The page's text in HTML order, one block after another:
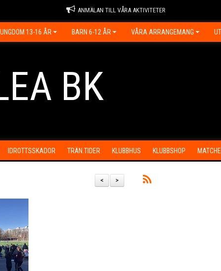
ANMÄLAN TILL VÅRA AKTIVITETER
UNGDOM 13-16 ÅR BARN 6-12 ÅR VÅRA ARRANGEMANG
BK
IDROTTSSKADOR TRÄN.TIDER KLUBBHUS KLUBBSHOP
>
<